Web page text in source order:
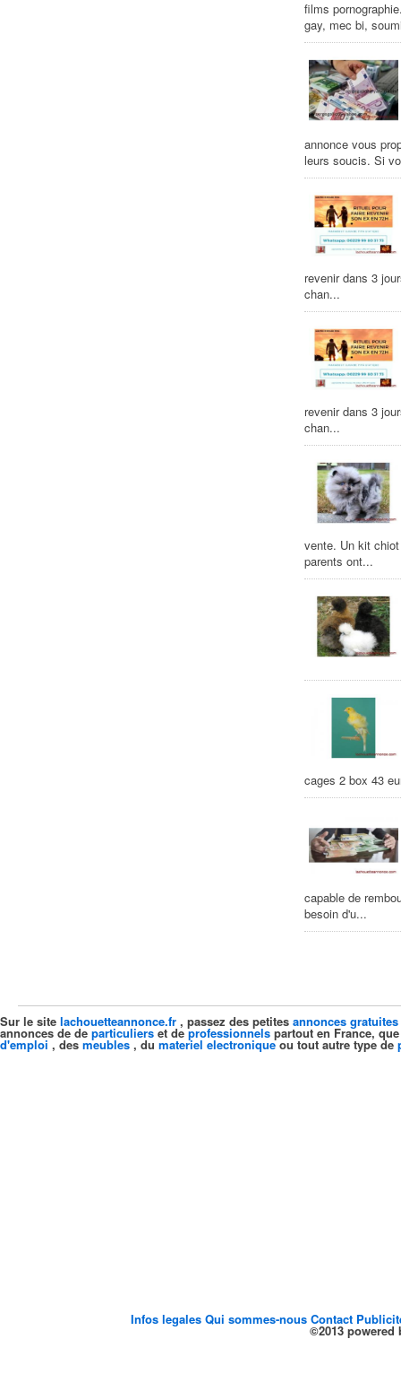
films
gay, mec bi,
annonce vous
leurs soucis. Si
revenir dans 3
chan...
revenir dans 3
chan...
vente. Un kit
parents ont...
cages 2 box 43
capable de
besoin d'u...
Sur le site lachouetteannonce.fr , passez des petites annonces gratuites
annonces de de particuliers et deprofessionnels partout en France,
d'emploi , des meubles , du materiel electroniqueou tout autre type de
Infos legalesQui sommes-nousContact
©2013 powered